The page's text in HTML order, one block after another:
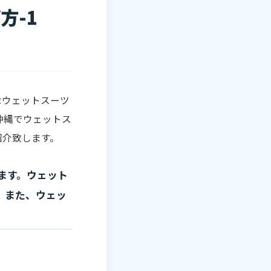
-1
ェットスーツ
でウェットス
致します。
す。ウェット
また、ウェッ